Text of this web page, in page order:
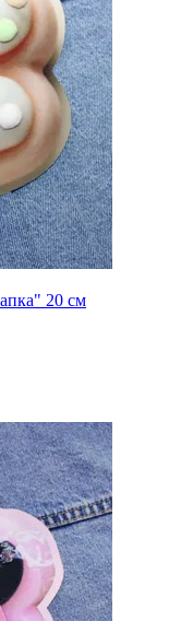
20 см